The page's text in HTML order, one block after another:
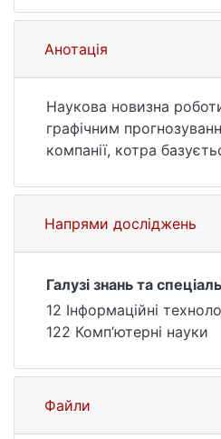
https://ir.library.knu.ua/
магістра : 12
2022. 95 с. URL:
https://ir.library.knu.ua/
Анотація
Наукова новизна
графічним
компанії, котра
сформовано для
та міжнародним
заробітку в
Напрями досліджень
Галузі знань та
12 Інформаційні
122 Комп’ютерні науки
Файли